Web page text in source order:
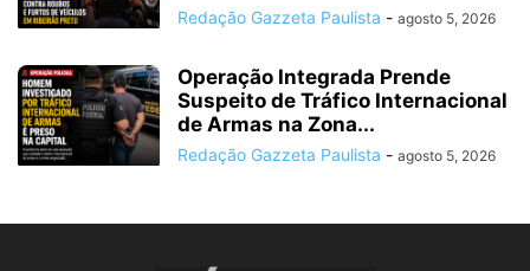
Redação Gazzeta Paulista - agosto 5, 2026
Operação Integrada Prende
Suspeito de Tráfico Internacional
de Armas na Zona...
Redação Gazzeta Paulista - agosto 5, 2026